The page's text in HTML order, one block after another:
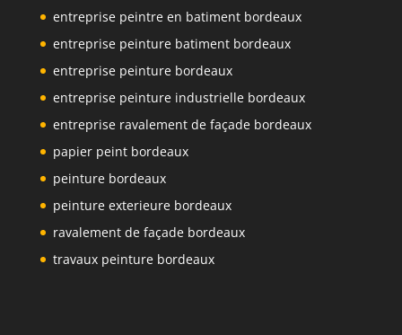
entreprise peintre en batiment bordeaux
entreprise peinture batiment bordeaux
entreprise peinture bordeaux
entreprise peinture industrielle bordeaux
entreprise ravalement de façade bordeaux
papier peint bordeaux
peinture bordeaux
peinture exterieure bordeaux
ravalement de façade bordeaux
travaux peinture bordeaux